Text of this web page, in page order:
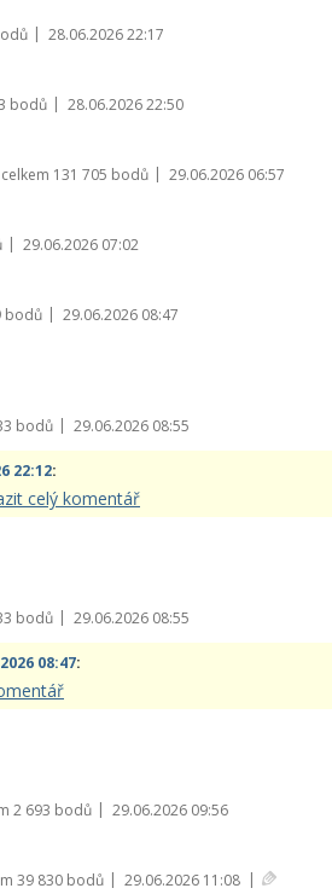
| 28.06.2026 22:17
bodů | 28.06.2026 22:50
celkem 131 705 bodů | 29.06.2026 06:57
| 29.06.2026 07:02
bodů | 29.06.2026 08:47
bodů | 29.06.2026 08:55
22:12:
celý komentář
bodů | 29.06.2026 08:55
08:47:
2 693 bodů | 29.06.2026 09:56
39 830 bodů | 29.06.2026 11:08 |